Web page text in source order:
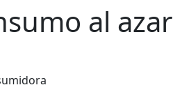
al azar